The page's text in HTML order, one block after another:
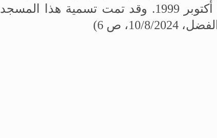
"خولنا" يوم الجمعة المبارك الموافق 8 أكتوبر 1999. وقد تمت تسمية هذا المسجد
10/8/2024، ص 6)